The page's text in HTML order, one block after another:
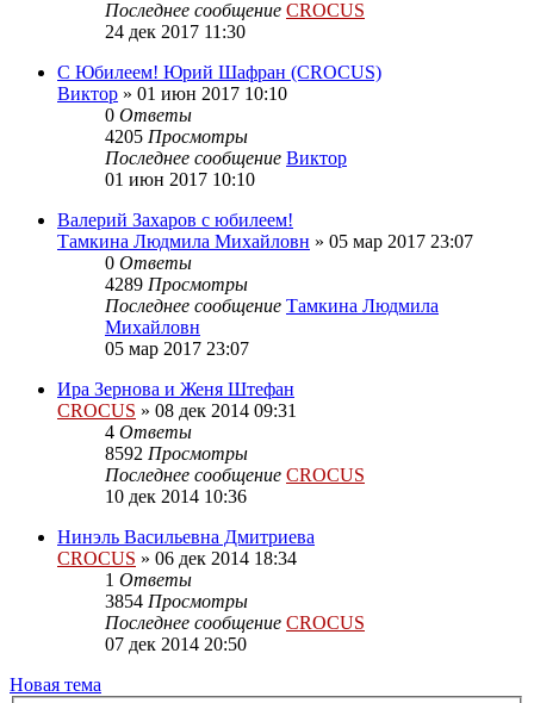
Последнее сообщение CROCUS
24 дек 2017 11:30
С Юбилеем! Юрий Шафран (CROCUS)
Виктор » 01 июн 2017 10:10
0 Ответы
4205 Просмотры
Последнее сообщение Виктор
01 июн 2017 10:10
Валерий Захаров с юбилеем!
Тамкина Людмила Михайловн » 05 мар 2017 23:07
0 Ответы
4289 Просмотры
Последнее сообщение Тамкина Людмила
Михайловн
05 мар 2017 23:07
Ира Зернова и Женя Штефан
CROCUS » 08 дек 2014 09:31
4 Ответы
8592 Просмотры
Последнее сообщение CROCUS
10 дек 2014 10:36
Нинэль Васильевна Дмитриева
CROCUS » 06 дек 2014 18:34
1 Ответы
3854 Просмотры
Последнее сообщение CROCUS
07 дек 2014 20:50
Новая тема